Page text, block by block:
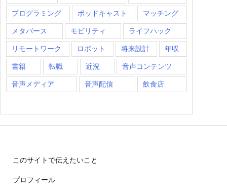
プログラミング ポッドキャスト マッチング
メタバース モビリティ ライフハック
リモートワーク ロボット 将来設計 年収
書籍 転職 近況 音声コンテンツ
音声メディア 音声配信 飲食店
このサイトで伝えたいこと
プロフィール